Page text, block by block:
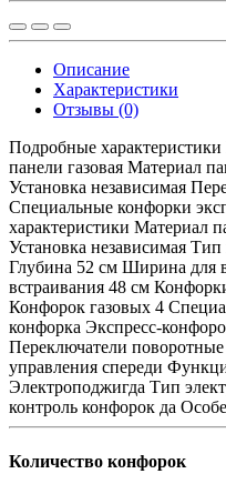
Описание
Характеристики
Отзывы (0)
Подробные
панели газовая Материал
Установка независимая
Специальные конфорки
характеристики Материал
Установка независимая
Глубина 52 см Ширина для
встраивания 48 см
Конфорок газовых 4
конфорка Экспресс-
Переключатели
управления спереди
Электроподжигда Тип
контроль конфорок да
Количество конфорок